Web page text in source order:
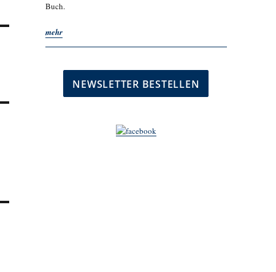
Buch.
mehr